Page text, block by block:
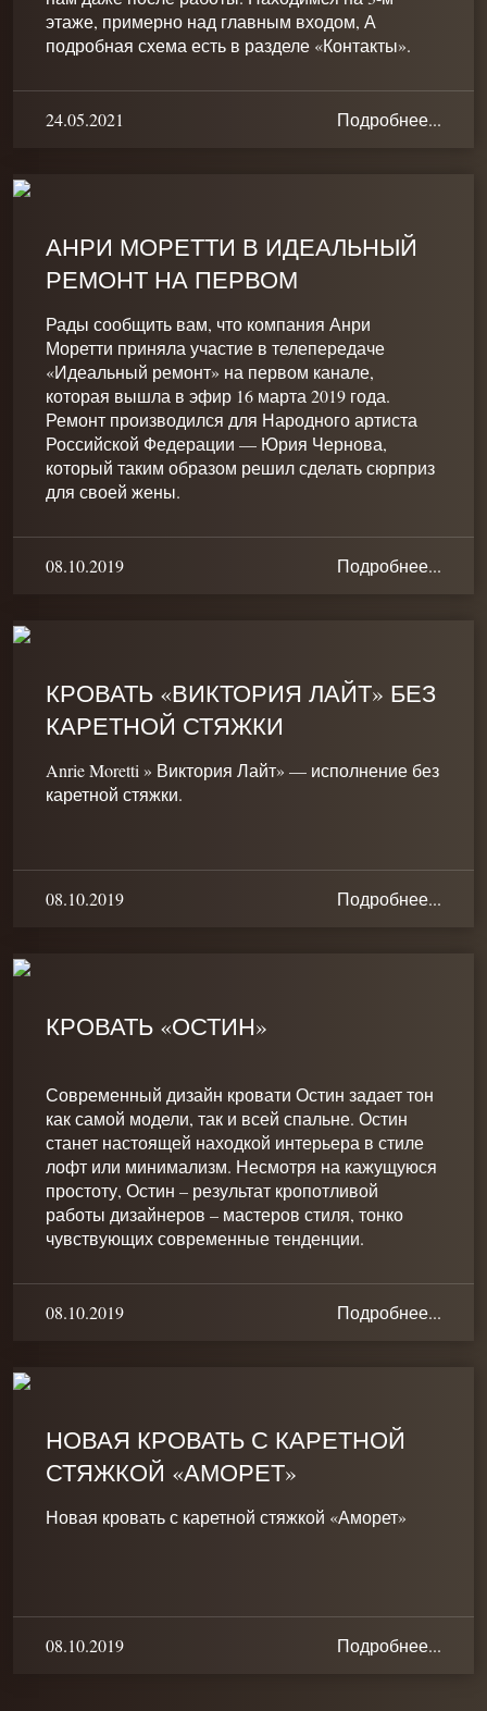
этаже, примерно над главным входом, А
подробная схема есть в разделе «Контакты».
24.05.2021 Подробнее...
АНРИ МОРЕТТИ В ИДЕАЛЬНЫЙ
РЕМОНТ НА ПЕРВОМ
Рады сообщить вам, что компания Анри
Моретти приняла участие в телепередаче
«Идеальный ремонт» на первом канале,
которая вышла в эфир 16 марта 2019 года.
Ремонт производился для Народного артиста
Российской Федерации — Юрия Чернова,
который таким образом решил сделать сюрприз
для своей жены.
08.10.2019 Подробнее...
КРОВАТЬ «ВИКТОРИЯ ЛАЙТ» БЕЗ
КАРЕТНОЙ СТЯЖКИ
Anrie Moretti » Виктория Лайт» — исполнение без
каретной стяжки.
08.10.2019 Подробнее...
КРОВАТЬ «ОСТИН»
Современный дизайн кровати Остин задает тон
как самой модели, так и всей спальне. Остин
станет настоящей находкой интерьера в стиле
лофт или минимализм. Несмотря на кажущуюся
простоту, Остин – результат кропотливой
работы дизайнеров – мастеров стиля, тонко
чувствующих современные тенденции.
08.10.2019 Подробнее...
НОВАЯ КРОВАТЬ С КАРЕТНОЙ
СТЯЖКОЙ «АМОРЕТ»
Новая кровать с каретной стяжкой «Аморет»
08.10.2019 Подробнее...